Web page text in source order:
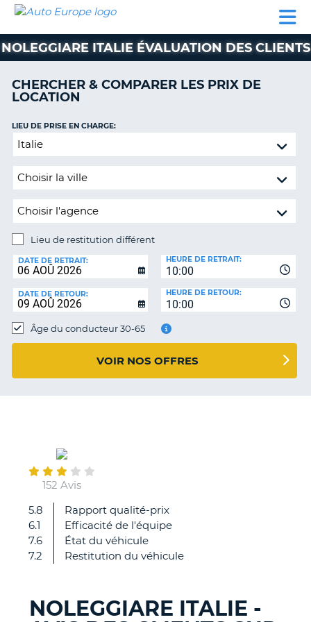
LOCATION
VOITURE
CAMPING-
CAR
CLIENT
AUTO
EUROPE
LOCATION
VOITURE
CAMPING-
CAR
PARTENAIRES
SUPPORT
CLIENT
COMPTE
MA
NOLEGGIARE ITALIE ÉVALUATION DES CLIENTS
CHERCHER & COMPARER LES PRIX DE
LOCATION
Lieu
restitution
LIEU DE PRISE EN CHARGE:
Lieu de restitution différent
DE
RESTITUTION:
DATE DE RETRAIT:
10:00
HEURE DE RETRAIT:
DATE DE RETOUR:
10:00
HEURE DE RETOUR:
Âge du conducteur 30-65
VOIR NOS OFFRES
152 Avis
5.8
6.1
7.6
7.2
Rapport qualité-prix
Efficacité de l'équipe
État du véhicule
Restitution du véhicule
Facilité
récupérer
véhicule
NOLEGGIARE ITALIE -